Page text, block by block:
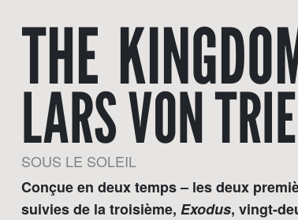
THE
LARS VON
SOUS LE SOLEIL
Conçue en deux temps – les deux
suivies de la troisième, Exodus, vingt-